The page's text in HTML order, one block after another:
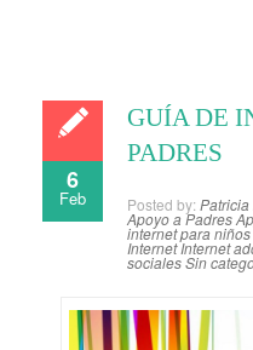
6
Feb
GUÍA DE
PADRES
Posted by: Patricia
Apoyo a Padres
internet para niños
InternetInternet
socialesSin